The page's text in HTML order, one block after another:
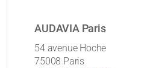
AUDAVIA Paris
54 avenue Hoche
75008 Paris